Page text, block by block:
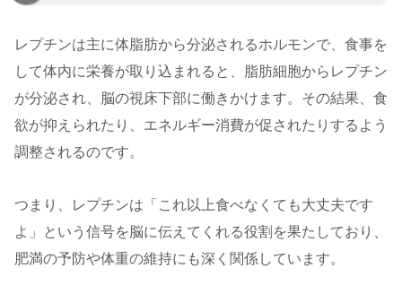
レプチンは主に体脂肪から分泌されるホルモンで、食事を
して体内に栄養が取り込まれると、脂肪細胞からレプチン
が分泌され、脳の視床下部に働きかけます。その結果、食
欲が抑えられたり、エネルギー消費が促されたりするよう
調整されるのです。
つまり、レプチンは「これ以上食べなくても大丈夫です
よ」という信号を脳に伝えてくれる役割を果たしており、
肥満の予防や体重の維持にも深く関係しています。